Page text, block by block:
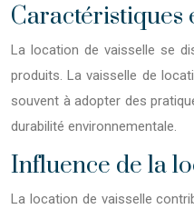
Caractéristiques
La location de vaisselle se
produits. La vaisselle de
souvent à adopter des
durabilité environnementale.
Influence de la
La location de vaisselle